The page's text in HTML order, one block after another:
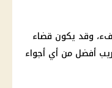
وقد يكون قضاء
أفضل من أي أجواء